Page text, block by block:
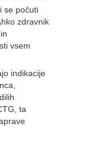
se počuti
zdravnik
vsem
indikacije
ta